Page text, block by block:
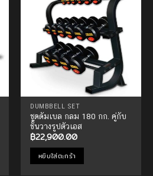
Add to
Wishlist
DUMBBELL SET
ชุดดัมเบล กลม 180 กก. คู่กับ
ชั้นวางรูปตัวเอส
฿22,900.00
หยิบใส่ตะกร้า